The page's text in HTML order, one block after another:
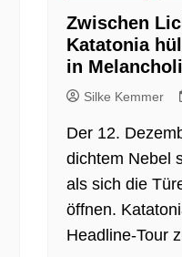
Zwischen
Katatonia
in
Silke Kemmer
Der 12.
dichtem Nebel
als sich die
öffnen.
Headline-Tour